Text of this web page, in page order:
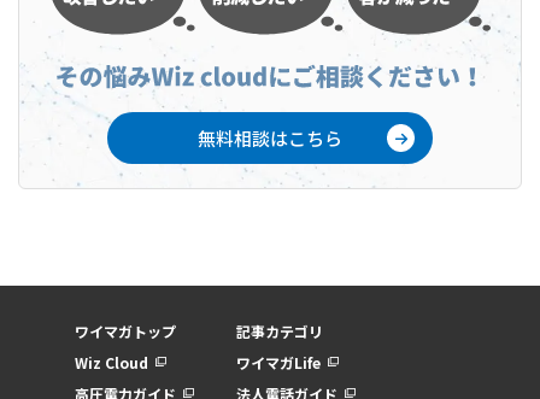
無料相談はこちら
ワイマガトップ
記事カテゴリ
Wiz Cloud
ワイマガLife
高圧電力ガイド
法人電話ガイド